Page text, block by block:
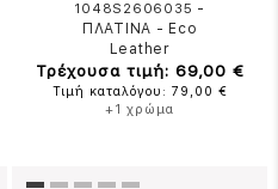
1048S2606035 -
ΠΛΑΤΙΝΑ - Eco
Leather
Τρέχουσα τιμή: 69,00 €
Τιμή καταλόγου: 79,00 €
+1 χρώμα